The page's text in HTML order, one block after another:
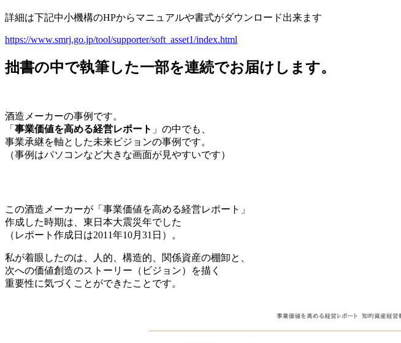
詳細は下記中小機構のHPからマニュアルや書式がダウンロード出来ます
https://www.smrj.go.jp/tool/supporter/soft_asset1/index.html
拙書の中で執筆した一部を連続でお届けします。
酒造メーカーの事例です。
「 事業価値を高める経営レポート 」の中でも、
事業承継を軸とした未来ビジョンの事例です。
（事例はパソコンなど大きな画面が見やすいです）
この酒造メーカーが「事業価値を高める経営レポート」
作成した時期は、東日本大震災年でした
（レポート作成日は2011年10月31日）。
私が着眼したのは、人的、構造的、関係資産の棚卸と、
次への価値創造のストーリー（ビジョン）を描く
重要性に気づくことができたことです。